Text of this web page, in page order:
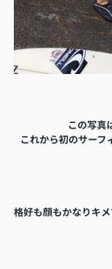
この写真
これから初のサーフ
格好も顔もかなりキメ